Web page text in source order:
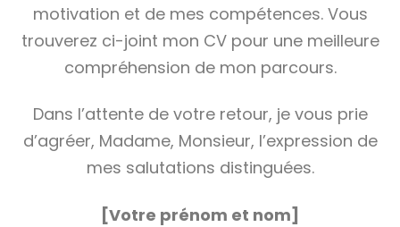
motivation et de mes compétences. Vous
trouverez ci-joint mon CV pour une meilleure
compréhension de mon parcours.
Dans l’attente de votre retour, je vous prie
d’agréer, Madame, Monsieur, l’expression de
mes salutations distinguées.
[Votre prénom et nom]